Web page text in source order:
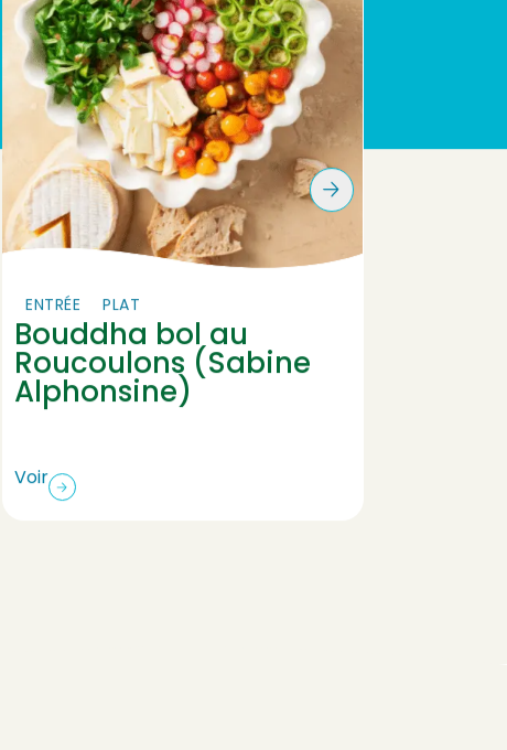
ENTRÉE PLAT
Bouddha bol au
Roucoulons (Sabine
Alphonsine)
Voir